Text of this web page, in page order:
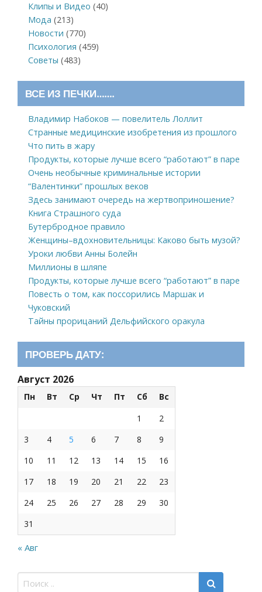
Клипы и Видео (40)
Мода (213)
Новости (770)
Психология (459)
Советы (483)
ВСЕ ИЗ ПЕЧКИ…….
Владимир Набоков — повелитель Лоллит
Странные медицинские изобретения из прошлого
Что пить в жару
Продукты, которые лучше всего “работают” в паре
Очень необычные криминальные истории
“Валентинки” прошлых веков
Здесь занимают очередь на жертвоприношение?
Книга Страшного суда
Бутербродное правило
Женщины–вдохновительницы: Каково быть музой?
Уроки любви Анны Болейн
Миллионы в шляпе
Продукты, которые лучше всего “работают” в паре
Повесть о том, как поссорились Маршак и
Чуковский
Тайны прорицаний Дельфийского оракула
ПРОВЕРЬ ДАТУ:
Август 2026
Пн Вт Ср Чт Пт Сб
Вс
1
2
3
4 5 6 7 8
9
10
11 12 13 14 15
16
17
18 19 20 21 22
23
24
25 26 27 28 29
30
31
« Авг